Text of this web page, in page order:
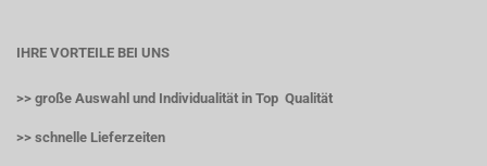
IHRE VORTEILE BEI UNS
>> große Auswahl und Individualität in Top Qualität
>> schnelle Lieferzeiten